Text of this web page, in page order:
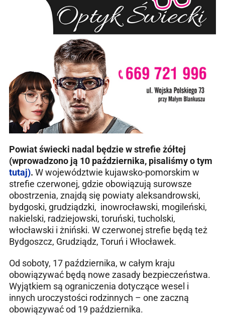
Powiat świecki nadal będzie w strefie żółtej
(wprowadzono ją 10 października, pisaliśmy o tym
tutaj). W województwie kujawsko-pomorskim w
strefie czerwonej, gdzie obowiązują surowsze
obostrzenia, znajdą się powiaty aleksandrowski,
bydgoski, grudziądzki, inowrocławski, mogileński,
nakielski, radziejowski, toruński, tucholski,
włocławski i żniński. W czerwonej strefie będą też
Bydgoszcz, Grudziądz, Toruń i Włocławek.
Od soboty, 17 października, w całym kraju
obowiązywać będą nowe zasady bezpieczeństwa.
Wyjątkiem są ograniczenia dotyczące wesel i
innych uroczystości rodzinnych – one zaczną
obowiązywać od 19 października.